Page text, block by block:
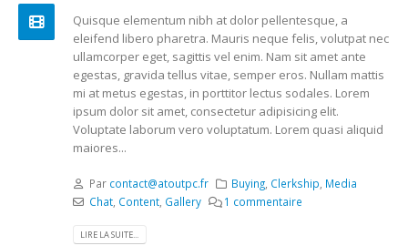
Quisque elementum nibh at dolor pellentesque, a
eleifend libero pharetra. Mauris neque felis, volutpat nec
ullamcorper eget, sagittis vel enim. Nam sit amet ante
egestas, gravida tellus vitae, semper eros. Nullam mattis
mi at metus egestas, in porttitor lectus sodales. Lorem
ipsum dolor sit amet, consectetur adipisicing elit.
Voluptate laborum vero voluptatum. Lorem quasi aliquid
maiores...
Par contact@atoutpc.fr Buying Clerkship Media
Chat, Content, Gallery 1 commentaire
LIRE LA SUITE...